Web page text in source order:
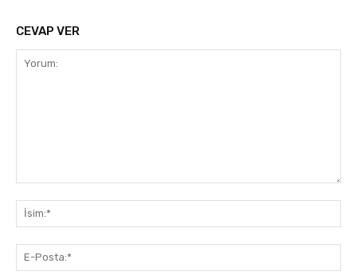
CEVAP VER